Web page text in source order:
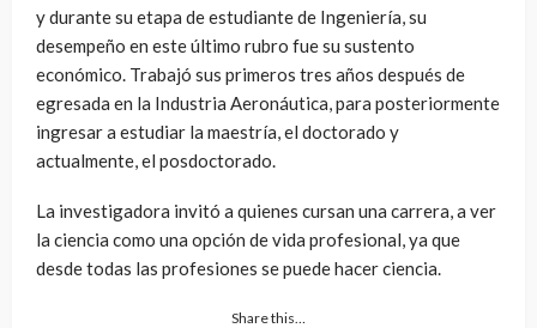
y durante su etapa de estudiante de Ingeniería, su
desempeño en este último rubro fue su sustento
económico. Trabajó sus primeros tres años después de
egresada en la Industria Aeronáutica, para posteriormente
ingresar a estudiar la maestría, el doctorado y
actualmente, el posdoctorado.
La investigadora invitó a quienes cursan una carrera, a ver
la ciencia como una opción de vida profesional, ya que
desde todas las profesiones se puede hacer ciencia.
Share this…